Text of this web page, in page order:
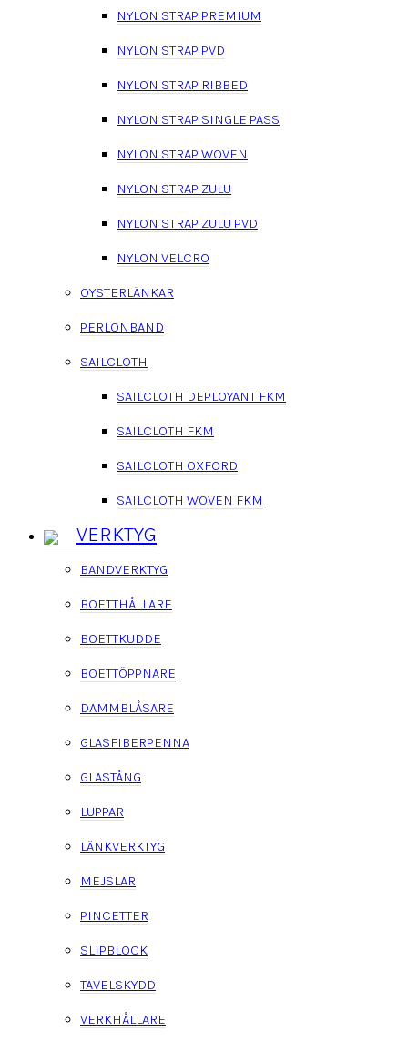
NYLON STRAP PREMIUM
NYLON STRAP PVD
NYLON STRAP RIBBED
NYLON STRAP SINGLE PASS
NYLON STRAP WOVEN
NYLON STRAP ZULU
NYLON STRAP ZULU PVD
NYLON VELCRO
OYSTERLÄNKAR
PERLONBAND
SAILCLOTH
SAILCLOTH DEPLOYANT FKM
SAILCLOTH FKM
SAILCLOTH OXFORD
SAILCLOTH WOVEN FKM
VERKTYG
BANDVERKTYG
BOETTHÅLLARE
BOETTKUDDE
BOETTÖPPNARE
DAMMBLÅSARE
GLASFIBERPENNA
GLASTÅNG
LUPPAR
LÄNKVERKTYG
MEJSLAR
PINCETTER
SLIPBLOCK
TAVELSKYDD
VERKHÅLLARE